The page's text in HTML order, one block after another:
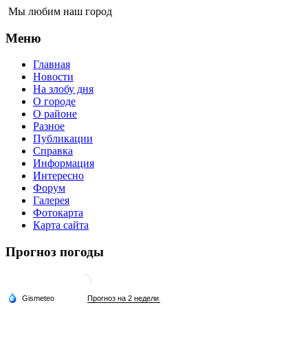
Мы любим наш город
Меню
Главная
Новости
На злобу дня
О городе
О районе
Разное
Публикации
Справка
Информация
Интересно
Форум
Галерея
Фотокарта
Карта сайта
Прогноз погоды